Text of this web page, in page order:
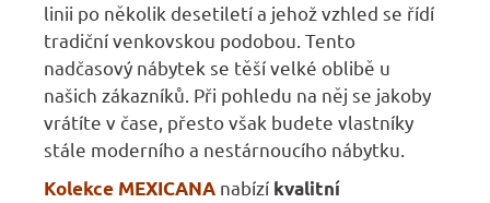
linii po několik desetiletí a jehož vzhled se řídí
tradiční venkovskou podobou. Tento
nadčasový nábytek se těší velké oblibě u
našich zákazníků. Při pohledu na něj se jakoby
vrátíte v čase, přesto však budete vlastníky
stále moderního a nestárnoucího nábytku.
Kolekce MEXICANA nabízí kvalitní